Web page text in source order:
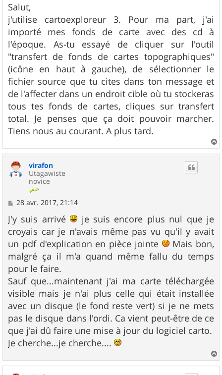
s
s
a
g
e
Salut,
j'utilise cartoexploreur 3. Pour ma part, j'ai
importé mes fonds de carte avec des cd à
l'époque. As-tu essayé de cliquer sur l'outil
"transfert de fonds de cartes topographiques"
(icône en haut à gauche), de sélectionner le
fichier source que tu cites dans ton message et
de l'affecter dans un endroit cible où tu stockeras
tous tes fonds de cartes, cliques sur transfert
total. Je penses que ça doit pouvoir marcher.
Tiens nous au courant. A plus tard.
a
virafon
Utagawiste
novice
M
s
s
a
g
e
28 avr. 2017, 21:14
J'y suis arrivé
je suis encore plus nul que je
croyais car je n'avais même pas vu qu'il y avait
un pdf d'explication en pièce jointe
Mais bon,
malgré ça il m'a quand même fallu du temps
pour le faire.
Sauf que...maintenant j'ai ma carte téléchargée
visible mais je n'ai plus celle qui était installée
avec un disque (le fond reste vert) si je ne mets
pas le disque dans l'ordi. Ca vient peut-être de ce
que j'ai dû faire une mise à jour du logiciel carto.
Je cherche...je cherche....
a